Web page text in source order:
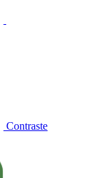
Contraste